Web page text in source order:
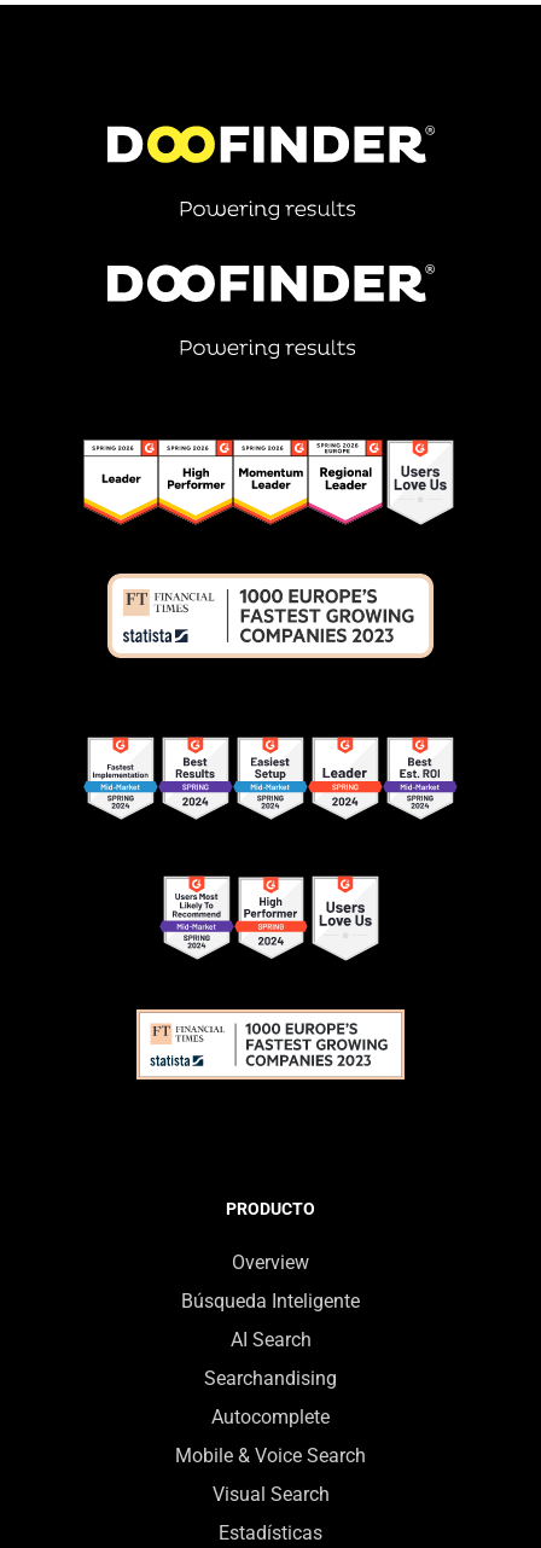
PRODUCTO
Overview
Búsqueda Inteligente
AI Search
Searchandising
Autocomplete
Mobile & Voice Search
Visual Search
Estadísticas